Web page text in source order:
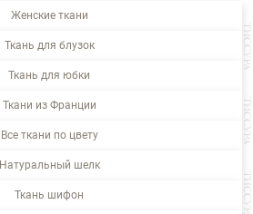
Женские ткани
Ткань для блузок
Ткань для юбки
Ткани из Франции
Все ткани по цвету
Натуральный шелк
Ткань шифон